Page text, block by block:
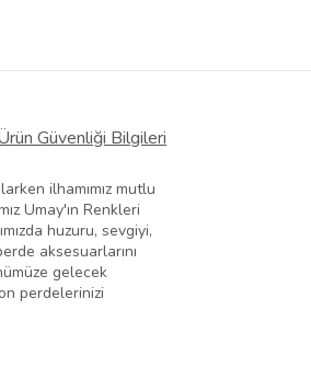
Güvenliği Bilgileri
ilhamımız mutlu
Umay'ın Renkleri
huzuru, sevgiyi,
aksesuarlarını
gelecek
perdelerinizi